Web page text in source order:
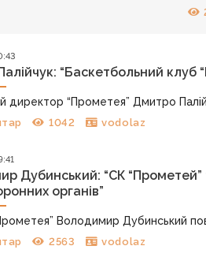
“Баскетбольний клуб
директор “Прометея” Дмитро
1042 vodolaz
Дубинський: “СК “Прометей”
органів”
Володимир Дубинський
2563 vodolaz